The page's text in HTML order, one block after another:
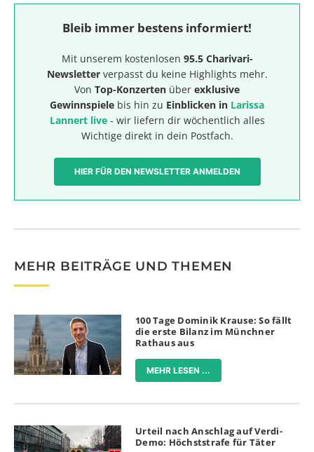
Bleib immer bestens informiert!
Mit unserem kostenlosen 95.5 Charivari-
Newsletterverpasst du keine Highlights mehr.
Von Top-Konzerten über exklusive
Gewinnspiele bis hin zu Einblicken in Larissa
Lannert live- wir liefern dir wöchentlich alles
Wichtige direkt in dein Postfach.
HIER FÜR DEN NEWSLETTER ANMELDEN
MEHR BEITRÄGE UND THEMEN
100 Tage Dominik Krause: So fällt
die erste Bilanz im Münchner
Rathaus aus
MEHR LESEN ...
Urteil nach Anschlag auf Verdi-
Demo: Höchststrafe für Täter